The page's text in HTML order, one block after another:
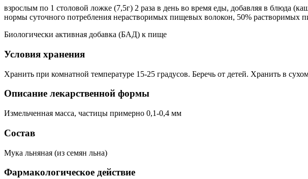
взрослым по 1 столовой ложке (7,5г) 2 раза в день во время еды, добавляя в блюда
нормы суточного потребления нерастворимых пищевых волокон, 50%
Биологически активная добавка (БАД) к пище
Условия хранения
Хранить при комнатной температуре 15-25 градусов. Беречь от детей. Хранить в
Описание лекарственной формы
Измельченная масса, частицы примерно 0,1-0,4 мм
Состав
Мука льняная (из семян льна)
Фармакологическое действие